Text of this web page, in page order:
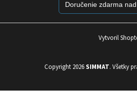
Doručenie zdarma
Vytvoril
Copyright 2026SIMMAT. Všetky